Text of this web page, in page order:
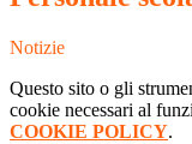
Notizie
Questo sito o gli
cookie necessari al
COOKIE POLICY.